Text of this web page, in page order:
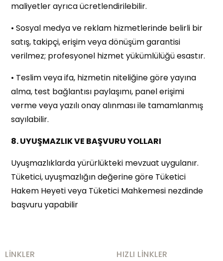
maliyetler ayrıca ücretlendirilebilir.
• Sosyal medya ve reklam hizmetlerinde belirli bir
satış, takipçi, erişim veya dönüşüm garantisi
verilmez; profesyonel hizmet yükümlülüğü esastır.
• Teslim veya ifa, hizmetin niteliğine göre yayına
alma, test bağlantısı paylaşımı, panel erişimi
verme veya yazılı onay alınması ile tamamlanmış
sayılabilir.
8. UYUŞMAZLIK VE BAŞVURU YOLLARI
Uyuşmazlıklarda yürürlükteki mevzuat uygulanır.
Tüketici, uyuşmazlığın değerine göre Tüketici
Hakem Heyeti veya Tüketici Mahkemesi nezdinde
başvuru yapabilir
LINKLER HIZLI LINKLER